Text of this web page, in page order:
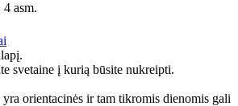
4 asm.
svetaine į kurią būsite nukreipti.
orientacinės ir tam tikromis dienomis gali